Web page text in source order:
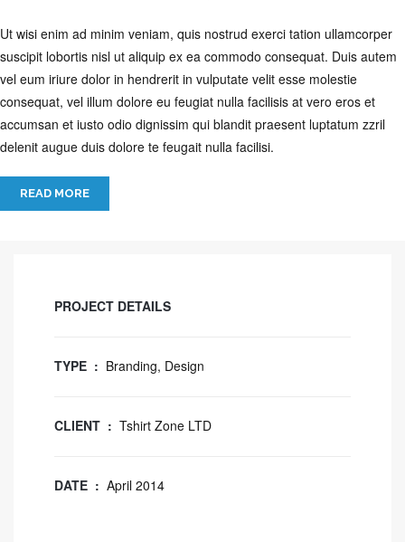
Ut wisi enim ad minim veniam, quis nostrud exerci tation ullamcorper
suscipit lobortis nisl ut aliquip ex ea commodo consequat. Duis autem
vel eum iriure dolor in hendrerit in vulputate velit esse molestie
consequat, vel illum dolore eu feugiat nulla facilisis at vero eros et
accumsan et iusto odio dignissim qui blandit praesent luptatum zzril
delenit augue duis dolore te feugait nulla facilisi.
READ MORE
PROJECT DETAILS
TYPE : Branding, Design
CLIENT : Tshirt Zone LTD
DATE : April 2014